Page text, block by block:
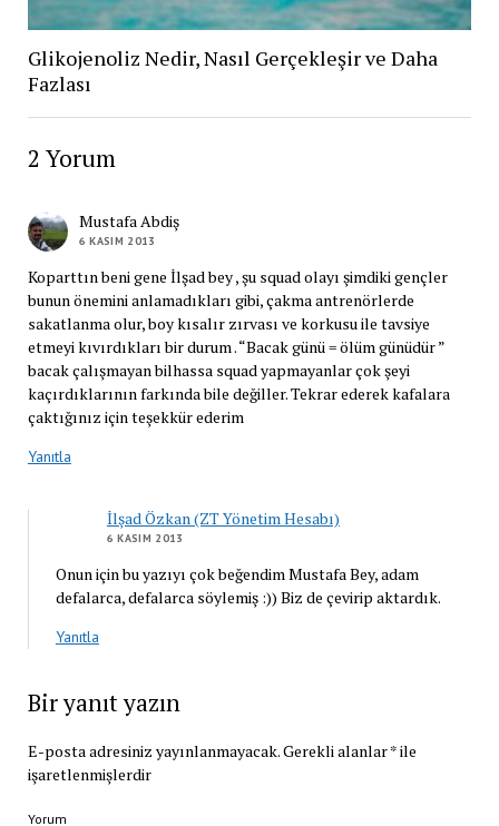
Glikojenoliz Nedir, Nasıl Gerçekleşir ve Daha
Fazlası
2 Yorum
Mustafa Abdiş
6 KASIM 2013
Koparttın beni gene İlşad bey , şu squad olayı şimdiki gençler
bunun önemini anlamadıkları gibi, çakma antrenörlerde
sakatlanma olur, boy kısalır zırvası ve korkusu ile tavsiye
etmeyi kıvırdıkları bir durum . “Bacak günü = ölüm günüdür ”
bacak çalışmayan bilhassa squad yapmayanlar çok şeyi
kaçırdıklarının farkında bile değiller. Tekrar ederek kafalara
çaktığınız için teşekkür ederim
Yanıtla
İlşad Özkan (ZT Yönetim Hesabı)
6 KASIM 2013
Onun için bu yazıyı çok beğendim Mustafa Bey, adam
defalarca, defalarca söylemiş :)) Biz de çevirip aktardık.
Yanıtla
Bir yanıt yazın
E-posta adresiniz yayınlanmayacak.Gerekli alanlar*ile
işaretlenmişlerdir
Yorum